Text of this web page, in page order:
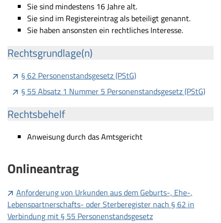
Sie sind mindestens 16 Jahre alt.
Sie sind im Registereintrag als beteiligt genannt.
Sie haben ansonsten ein rechtliches Interesse.
Rechtsgrundlage(n)
§ 62 Personenstandsgesetz (PStG)
§ 55 Absatz 1 Nummer 5 Personenstandsgesetz (PStG)
Rechtsbehelf
Anweisung durch das Amtsgericht
Onlineantrag
Anforderung von Urkunden aus dem Geburts-, Ehe-,
Lebenspartnerschafts- oder Sterberegister nach § 62 in
Verbindung mit § 55 Personenstandsgesetz